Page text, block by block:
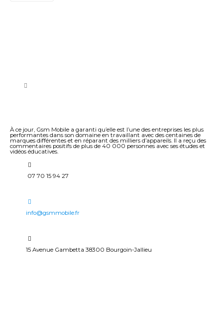
À ce jour, Gsm Mobile a garanti qu’elle est l’une des entreprises les plus
performantes dans son domaine en travaillant avec des centaines de
marques différentes et en réparant des milliers d’appareils. Il a reçu des
commentaires positifs de plus de 40 000 personnes avec ses études et
vidéos éducatives.
07 70 15 94 27
info@gsmmobile.fr
15 Avenue Gambetta 38300 Bourgoin-Jallieu